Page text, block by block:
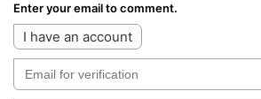
Enter your email to comment.
I have an account